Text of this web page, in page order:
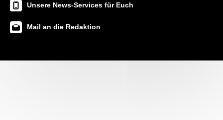
Unsere News-Services für Euch
Mail an die Redaktion